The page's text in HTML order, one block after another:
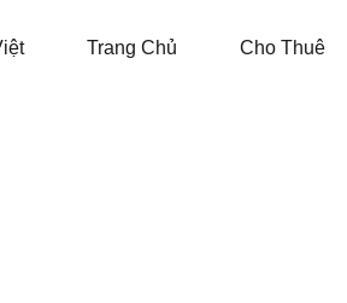
Tiếng Việt Trang Chủ
Trang Chủ Cho Thuê